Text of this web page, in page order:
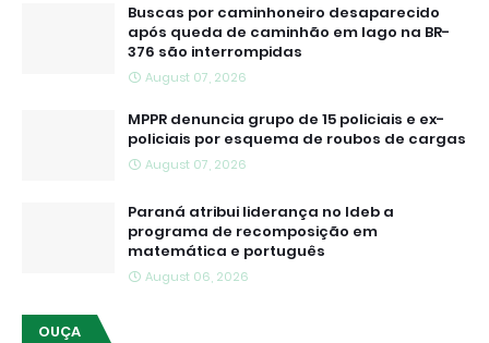
Buscas por caminhoneiro desaparecido
após queda de caminhão em lago na BR-
376 são interrompidas
August 07, 2026
MPPR denuncia grupo de 15 policiais e ex-
policiais por esquema de roubos de cargas
August 07, 2026
Paraná atribui liderança no Ideb a
programa de recomposição em
matemática e português
August 06, 2026
OUÇA